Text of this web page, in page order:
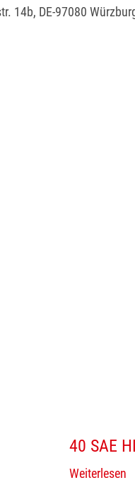
14b, DE-97080
40 SAE
Weiterlesen